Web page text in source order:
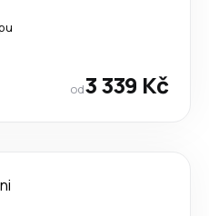
od3 339 Kč